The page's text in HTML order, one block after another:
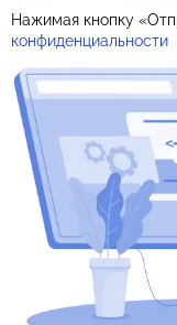
Нажимая кнопку
конфиденциальности